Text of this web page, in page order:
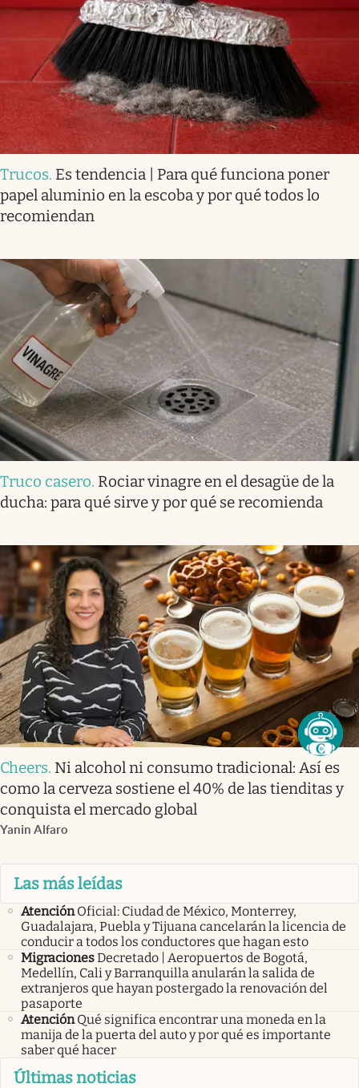
Trucos. Es tendencia | Para qué funciona poner
papel aluminio en la escoba y por qué todos lo
recomiendan
Truco casero. Rociar vinagre en el desagüe de la
ducha: para qué sirve y por qué se recomienda
Cheers. Ni alcohol ni consumo tradicional: Así es
como la cerveza sostiene el 40% de las tienditas y
conquista el mercado global
Yanin Alfaro
Las más leídas
Atención Oficial: Ciudad de México, Monterrey,
Guadalajara, Puebla y Tijuana cancelarán la licencia de
conducir a todos los conductores que hagan esto
MigracionesDecretado | Aeropuertos de Bogotá,
Medellín, Cali y Barranquilla anularán la salida de
extranjeros que hayan postergado la renovación del
pasaporte
Atención Qué significa encontrar una moneda en la
manija de la puerta del auto y por qué es importante
saber qué hacer
Últimas noticias